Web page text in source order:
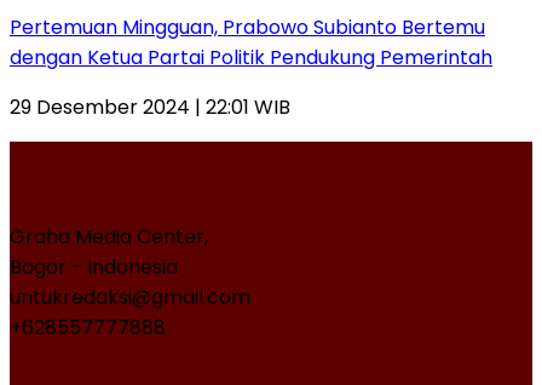
Pertemuan Mingguan, Prabowo Subianto Bertemu
dengan Ketua Partai Politik Pendukung Pemerintah
29 Desember 2024 | 22:01 WIB
Graha Media Center,
Bogor - Indonesia
untukredaksi@gmail.com
+628557777888